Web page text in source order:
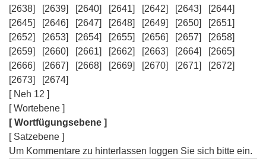
[2638]
[2639] [2640] [2641] [2642] [2643]
[2644]
[2645]
[2646] [2647] [2648] [2649] [2650]
[2651]
[2652]
[2653] [2654] [2655] [2656] [2657]
[2658]
[2659]
[2660] [2661] [2662] [2663] [2664]
[2665]
[2666]
[2667] [2668] [2669] [2670] [2671]
[2672]
[2673]
[2674]
[ Neh 12 ]
[ Wortebene ]
[ Wortfügungsebene ]
[ Satzebene ]
Um Kommentare zu hinterlassen loggen Sie sich bitte ein.